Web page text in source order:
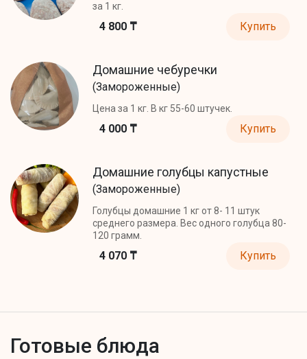
за 1 кг.
4 800 ₸ Купить
Домашние чебуречки
(Замороженные)
Цена за 1 кг. В кг 55-60 штучек.
4 000 ₸ Купить
Домашние голубцы капустные
(Замороженные)
Голубцы домашние 1 кг от 8- 11 штук
среднего размера. Вес одного голубца 80-
120 грамм.
4 070 ₸ Купить
Готовые блюда